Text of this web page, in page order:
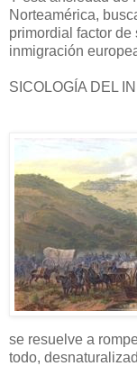
Norteamérica,
primordial factor de
inmigración
SICOLOGÍA DEL
se resuelve a
todo,